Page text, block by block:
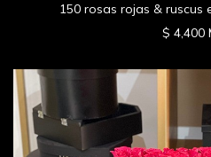
150 rosas rojas & ruscus
$ 4,400